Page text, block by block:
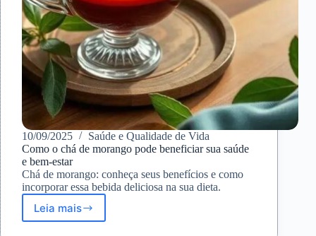
10/09/2025
Saúde e Qualidade de Vida
Como o chá de morango pode beneficiar sua saúde
e bem-estar
Chá de morango: conheça seus benefícios e como
incorporar essa bebida deliciosa na sua dieta.
Leia mais
Como